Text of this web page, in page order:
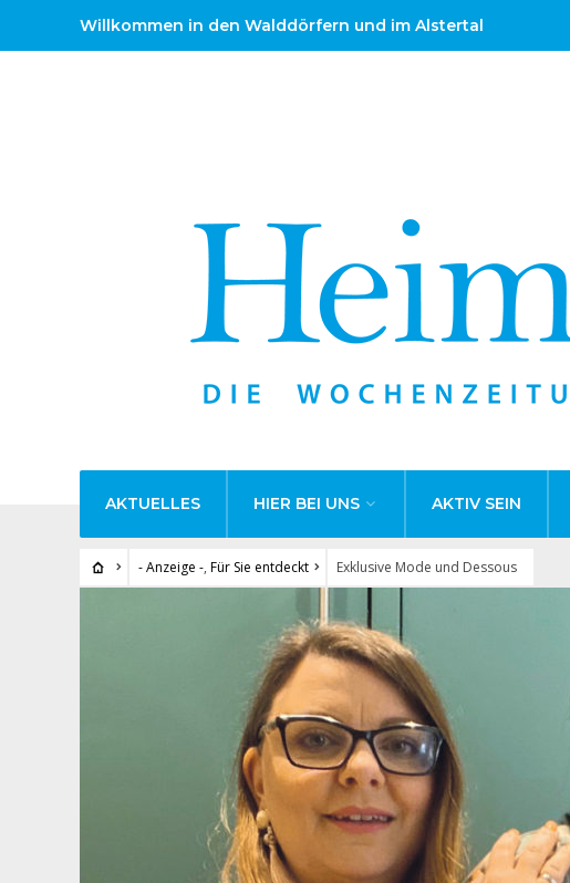
Willkommen in den Walddörfern und im Alstertal
AKTUELLES HIER BEI UNS AKTIV SEIN
- Anzeige -, Für Sie entdeckt Exklusive Mode und Dessous